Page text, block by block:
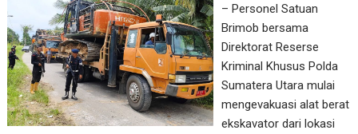
– Personel Satuan
Brimob bersama
Direktorat Reserse
Kriminal Khusus Polda
Sumatera Utara mulai
mengevakuasi alat berat
ekskavator dari lokasi